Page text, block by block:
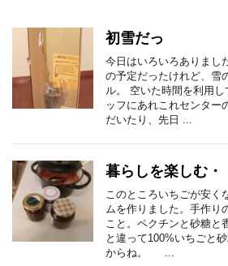
初雪だっ
今日はいろいろありまし
の予定だったけれど、雪
ル。 空いた時間を利用
ッフにあれこれセンター
だいたり、先日 ...
暮らしを楽しむ・
このところいちごが安く
ムを作りました。手作り
こと。ペクチンと砂糖と
と違って100%いちごと
からね。 ...